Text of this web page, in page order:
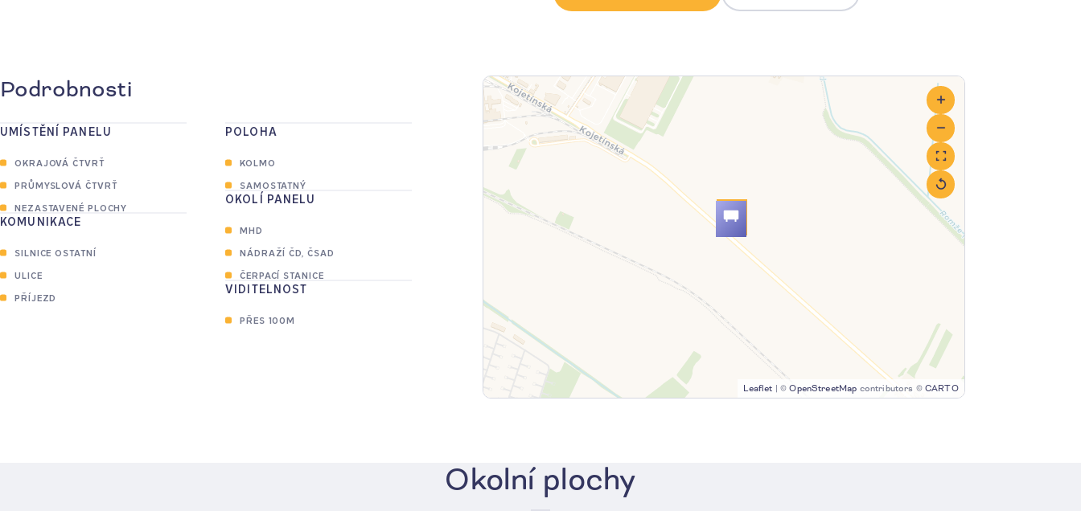
Podrobnosti
UMÍSTĚNÍ PANELU
OKRAJOVÁ ČTVRŤ
PRŮMYSLOVÁ ČTVRŤ
NEZASTAVENÉ PLOCHY
KOMUNIKACE
SILNICE OSTATNÍ
ULICE
PŘÍJEZD
POLOHA
KOLMO
SAMOSTATNÝ
OKOLÍ PANELU
MHD
NÁDRAŽÍ ČD, ČSAD
ČERPACÍ STANICE
VIDITELNOST
PŘES 100M
Leaflet | ©OpenStreetMap contributors © CARTO
Okolní plochy